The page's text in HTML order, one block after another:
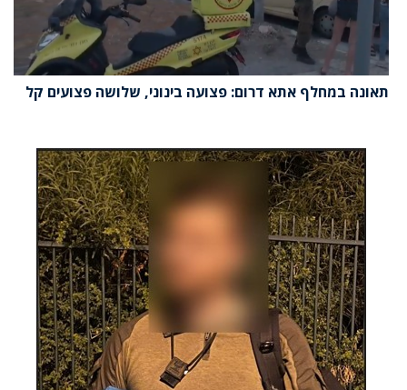
תאונה במחלף אתא דרום: פצועה בינוני, שלושה פצועים קל